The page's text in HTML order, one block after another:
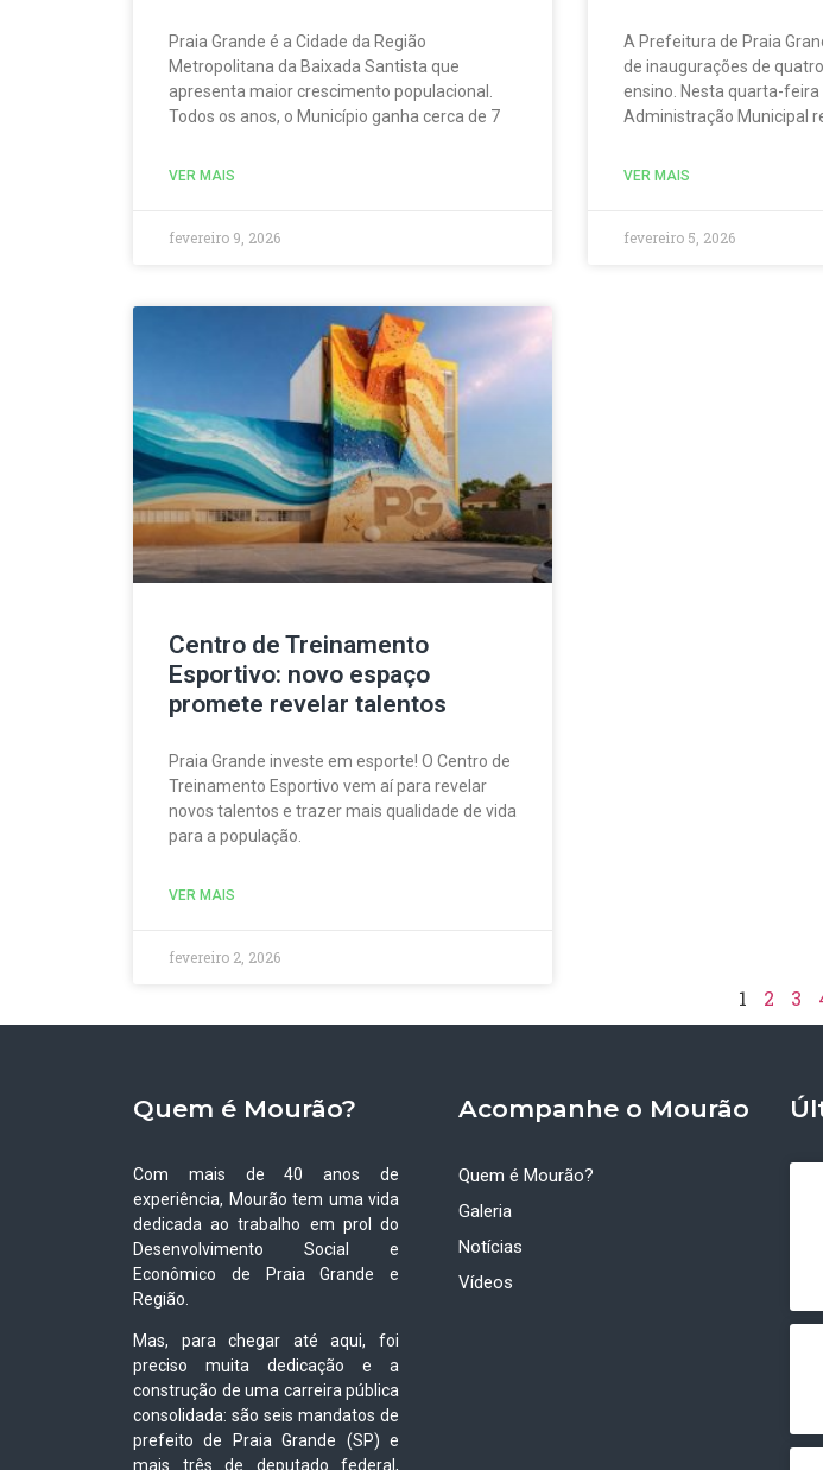
Praia Grande é a Cidade da Região
Metropolitana da Baixada Santista que
apresenta maior crescimento populacional.
Todos os anos, o Município ganha cerca de 7
VER MAIS
fevereiro 9, 2026
A Prefeitura de Praia
de inaugurações de
ensino. Nesta quarta-feira
Administração Municipal
VER MAIS
fevereiro 5, 2026
Centro de Treinamento
Esportivo: novo espaço
promete revelar talentos
Praia Grande investe em esporte! O Centro de
Treinamento Esportivo vem aí para revelar
novos talentos e trazer mais qualidade de vida
para a população.
VER MAIS
fevereiro 2, 2026
1 2 3
Quem é Mourão?
Com mais de 40 anos de
experiência, Mourão tem uma vida
dedicada ao trabalho em prol do
Desenvolvimento Social e
Econômico de Praia Grande e
Região.
Mas, para chegar até aqui, foi
preciso muita dedicação e a
construção de uma carreira pública
consolidada: são seis mandatos de
prefeito de Praia Grande (SP) e
mais três de deputado federal,
Acompanhe o Mourão
Quem é Mourão?
Galeria
Notícias
Vídeos